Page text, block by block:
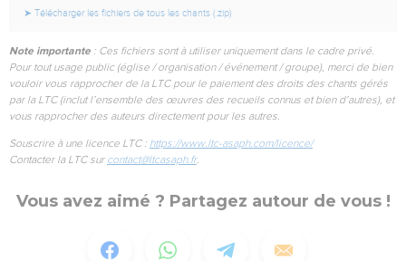
➤ Télécharger les fichiers de tous les chants (.zip)
Note importante : Ces fichiers sont à utiliser uniquement dans le cadre privé.
Pour tout usage public (église / organisation / événement / groupe), merci de bien
vouloir vous rapprocher de la LTC pour le paiement des droits des chants gérés
par la LTC (inclut l’ensemble des œuvres des recueils connus et bien d’autres), et
vous rapprocher des auteurs directement pour les autres.
Souscrire à une licence LTC : https://www.ltc-asaph.com/licence/
Contacter la LTC sur contact@ltcasaph.fr.
Vous avez aimé ? Partagez autour de vous !